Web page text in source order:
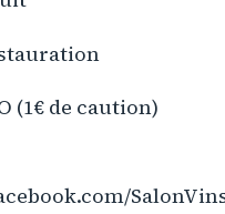
(1€ de caution)